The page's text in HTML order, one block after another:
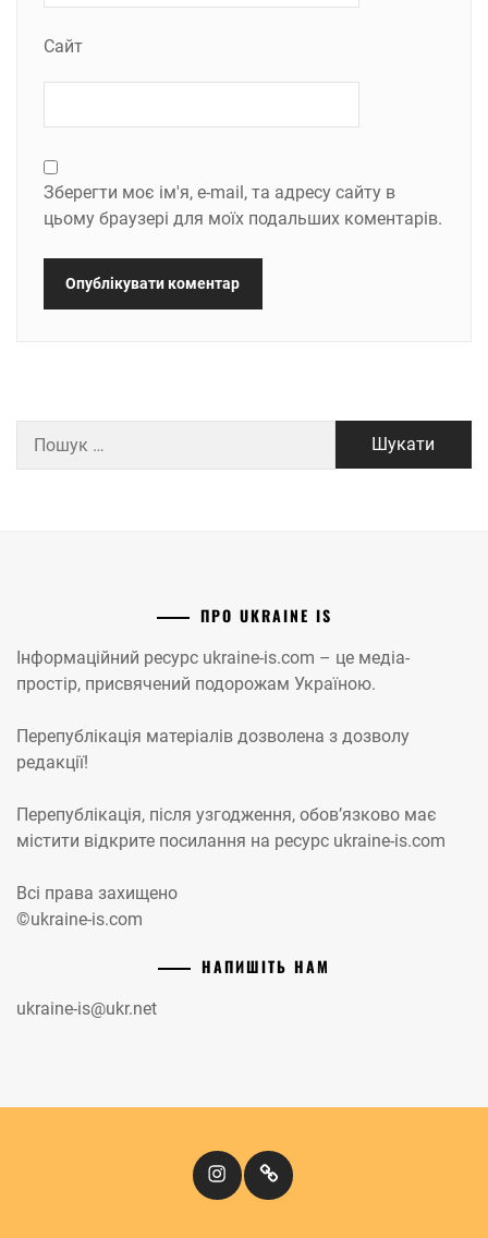
Сайт
Зберегти моє ім'я, e-mail, та адресу сайту в
цьому браузері для моїх подальших коментарів.
ПРО UKRAINE IS
Інформаційний ресурс ukraine-is.com – це медіа-
простір, присвячений подорожам Україною.
Перепублікація матеріалів дозволена з дозволу
редакції!
Перепублікація, після узгодження, обов’язково має
містити відкрите посилання на ресурс ukraine-is.com
Всі права захищено
©ukraine-is.com
НАПИШІТЬ НАМ
ukraine-is@ukr.net
InstagramКіномандри